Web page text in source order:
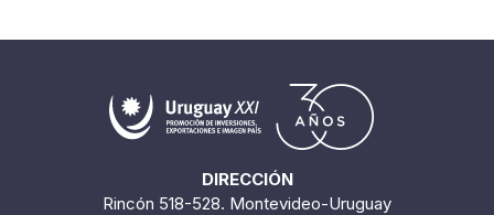
DIRECCIÓN
Rincón 518-528. Montevideo-Uruguay